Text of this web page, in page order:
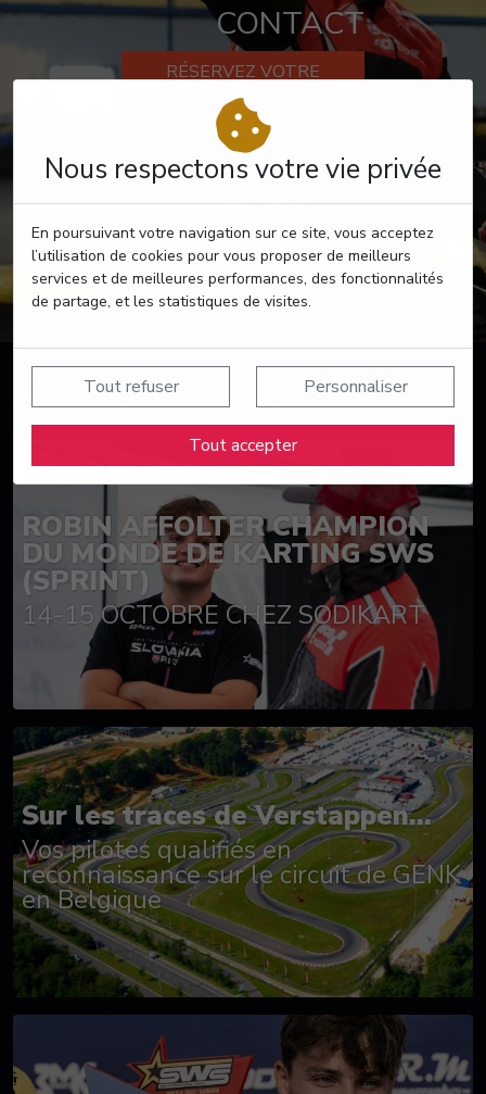
Nous respectons votre vie privée
En poursuivant votre navigation sur ce site, vous acceptez
l’utilisation de cookies pour vous proposer de meilleurs
services et de meilleures performances, des fonctionnalités
de partage, et les statistiques de visites.
Tout refuser Personnaliser
Tout accepter
CONTACT
RÉSERVEZ VOTRE
PASSAGE
Suivez nos actualités
ROBIN AFFOLTER CHAMPION
DU MONDE DE KARTING SWS
(SPRINT)
14-15 OCTOBRE CHEZ SODIKART
Sur les traces de Verstappen...
Vos pilotes qualifiés en
reconnaissance sur le circuit de GENK
en Belgique